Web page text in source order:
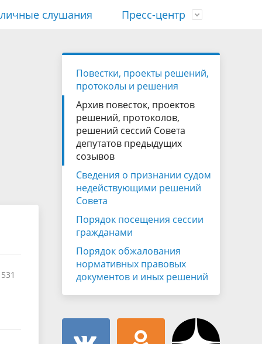
История
Муниципальная служба
Объявления
Порядок посещения сессии
гражданами
Сведения о доходах, расходах, об
имуществе, обязательствах
имущественного характера
Информационные материалы
слушания Пресс-центр
Наша "Прямая линия"
Повестки, проекты решений,
протоколы и решения
Архив повесток, проектов
решений, протоколов,
решений сессий Совета
депутатов предыдущих
созывов
Сведения о признании судом
недействующими решений
Совета
Порядок посещения сессии
гражданами
Порядок обжалования
нормативных правовых
документов и иных решений